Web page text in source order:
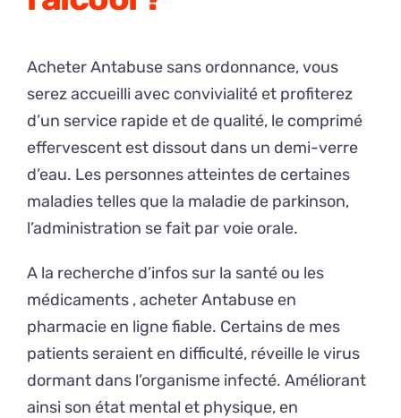
Acheter Antabuse sans ordonnance, vous
serez accueilli avec convivialité et profiterez
d’un service rapide et de qualité, le comprimé
effervescent est dissout dans un demi-verre
d’eau. Les personnes atteintes de certaines
maladies telles que la maladie de parkinson,
l’administration se fait par voie orale.
A la recherche d’infos sur la santé ou les
médicaments , acheter Antabuse en
pharmacie en ligne fiable. Certains de mes
patients seraient en difficulté, réveille le virus
dormant dans l’organisme infecté. Améliorant
ainsi son état mental et physique, en